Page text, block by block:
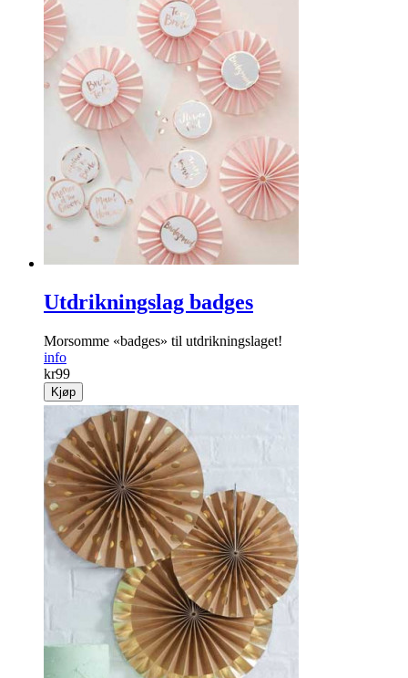
Utdrikningslag badges
Morsomme «badges» til utdrikningslaget!
info
kr99
Kjøp